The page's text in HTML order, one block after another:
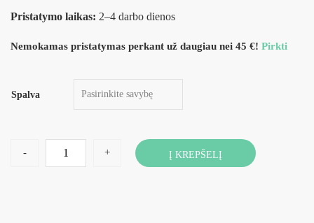
Pristatymo laikas: 2–4 darbo dienos
Nemokamas pristatymas perkant už daugiau nei 45 €! Pirkti
Spalva
- + Į KREPŠELĮ